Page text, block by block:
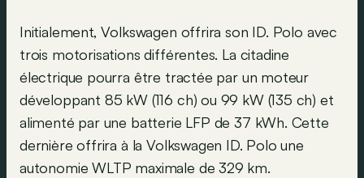
Initialement, Volkswagen offrira son ID. Polo avec
trois motorisations différentes. La citadine
électrique pourra être tractée par un moteur
développant 85 kW (116 ch) ou 99 kW (135 ch) et
alimenté par une batterie LFP de 37 kWh. Cette
dernière offrira à la Volkswagen ID. Polo une
autonomie WLTP maximale de 329 km.